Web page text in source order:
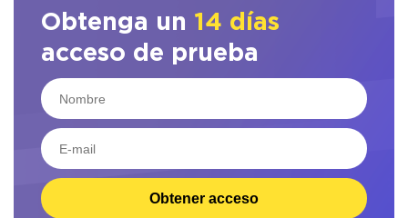
Obtenga un 14 días
acceso de prueba
Obtener acceso